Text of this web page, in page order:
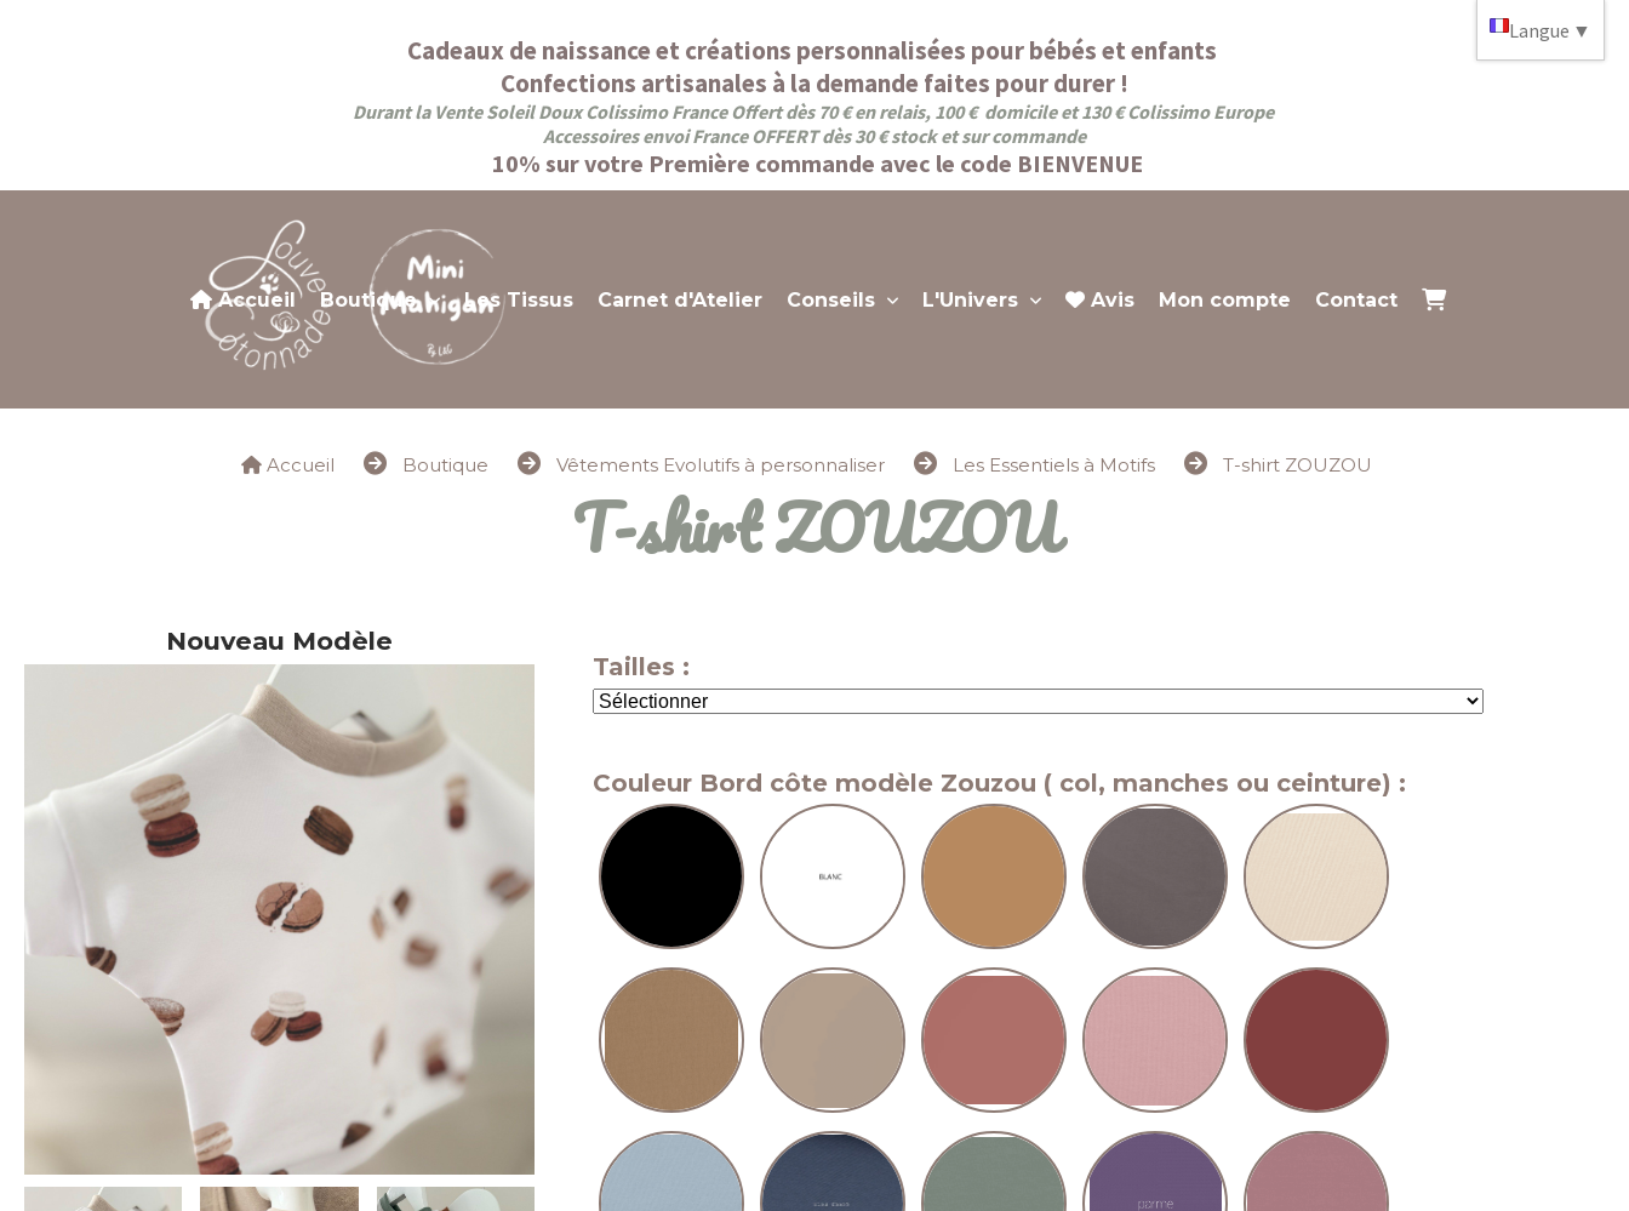
Cadeaux de naissance et créations personnalisées pour bébés et enfants
Confections artisanales à la demande faites pour durer !
Durant la Vente Soleil Doux Colissimo France Offert dès 70 € en relais, 100 € domicile et 130 € Colissimo Europe
Accessoires envoi France OFFERT dès 30 € stock et sur commande
10% sur votre Première commande avec le code BIENVENUE
Accueil Boutique Les Tissus Carnet d'Atelier Conseils L'Univers Avis Mon compte Contact
Accueil Boutique Vêtements Evolutifs à personnaliser Les Essentiels à Motifs T-shirt ZOUZOU
T-shirt ZOUZOU
Nouveau Modèle
Tailles :
Couleur Bord côte modèle Zouzou ( col, manches ou ceinture) :
Langue ▼